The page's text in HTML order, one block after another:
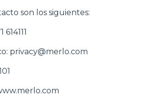
son los siguientes:
privacy@merlo.com